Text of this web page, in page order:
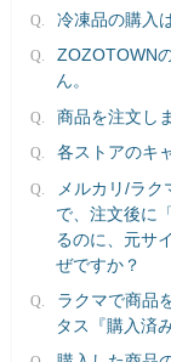
冷凍品の購入
ZOZOTOWN
ん。
商品を注文し
各ストアのキ
メルカリ/ラ
で、注文後に
るのに、元サ
ぜですか？
ラクマで商品
タス『購入済